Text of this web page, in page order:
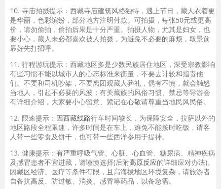
10. 寺庙拍摄提示：西藏寺庙建筑风格独特，遇上节日，藏人衣着更
是华丽，色彩缤纷，部分地方注明付款。可拍摄，每张50元或更高
价，请勿偷拍，偷拍后果是十分严重。拍摄人物，尤其是妇女，也
要小心，藏人未必都喜欢被人拍摄，为避免不必要的麻烦，取景前
最好先打招呼。
11. 行程游玩提示：西藏地区多是少数民族居住地区，深受宗教影响
有些习惯不能以城市人的心态标准来衡量，不要去计较和指责他
们。不要和司机吵架，不要离团观藏人葬礼，偶有不慎，就会触怒
当地人，引起不必要的风波；有关藏族的风俗习惯、禁忌等导游会
有详细介绍，大家要小心留意、紧记在心敬请尊重当地民风民俗。
12. 限速提示：因西藏线路行车时间较长，为保障安全，拉萨以外的
地区路段全程限速，许多时间是在车上，难免不能按时吃饭，请客
人带一些零食及饼干，也可带一些西洋参用于提神。
13. 健康提示：有严重呼吸气管、心脏、心血管、糖尿病、精神疾病
及感冒患者不宜进藏，请谨慎选择(后附高原反应的详细应对办法)。
因藏区经济、医疗等条件有限，且高海拔地区环境复杂，请旅游者
自备抗高反、防过敏、消炎、感冒等药品，以备急需。